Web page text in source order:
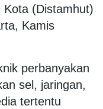
Kota (Distamhut)
Kamis
perbanyakan
sel, jaringan,
tertentu